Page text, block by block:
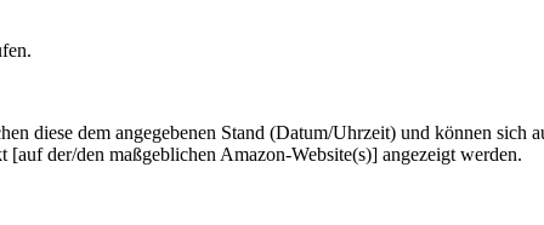
diese dem angegebenen Stand (Datum/Uhrzeit) und können
der/den maßgeblichen Amazon-Website(s)] angezeigt werden.